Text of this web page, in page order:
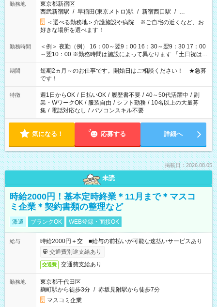
勤務地
東京都新宿区
西武新宿駅 / 早稲田(東京メトロ)駅 / 新宿西口駅 / …
＜選べる勤務地＞介護施設や病院 ※ご自宅の近くなど、お
好きな場所を選べます！
勤務時間
＜例＞ 夜勤（例） 16：00～翌9：00 16：30～翌9：30 17：00
～翌10：00 ※勤務時間は施設によって異なります 「土日祝は休
みたい」 「しっかり稼ぎたい」 「もう少し遅い時間から始めた
い」など ご希望にあったお仕事をご案内いたします。 ※未経験
の方の場合は1～2ヶ月間は日中での仕事を経験いただき、 お
仕事に慣れてからの夜勤になります。 ★家庭の都合でお休みが
必要な場合も遠慮なくご相談ください。
期間
短期2ヵ月～のお仕事です。開始日はご相談ください！ ★急募
です！
特徴 週1日からOK / 日払いOK / 履歴書不要 / 40～50代活躍中 / 副
業・WワークOK / 服装自由 / シフト勤務 / 10名以上の大量募
集 / 電話対応なし / パソコンスキル不要
気になる！ 応募する 詳細へ
掲載日：2026.08.05
未読
時給2000円！基本定時終業＊11月まで＊マスコ
ミ企業＊契約書類の整理など
派遣 ブランクOK WEB登録・面接OK
給与
時給2000円＋交 ■給与の前払いが可能な速払いサービスあり
交通費別途支給あり
交通費 交通費支給あり
勤務地
東京都千代田区
麹町駅から徒歩3分 / 赤坂見附駅から徒歩7分
マスコミ企業